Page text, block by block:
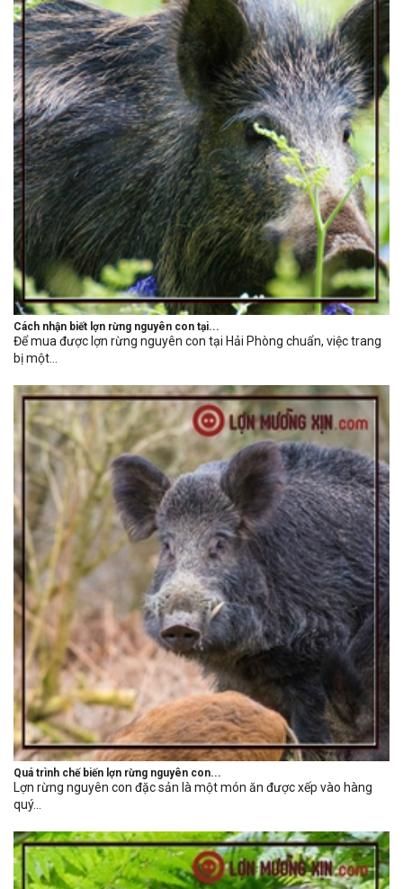
Cách nhận biết lợn rừng nguyên con tại...
Để mua được lợn rừng nguyên con tại Hải Phòng chuẩn, việc trang
bị một...
Quá trình chế biến lợn rừng nguyên con...
Lợn rừng nguyên con đặc sản là một món ăn được xếp vào hàng
quý...